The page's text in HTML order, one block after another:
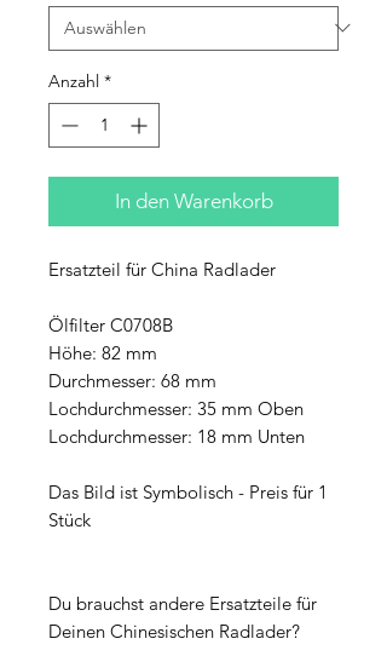
Anzahl *
In den Warenkorb
Ersatzteil für China Radlader
Ölfilter C0708B
Höhe: 82 mm
Durchmesser: 68 mm
Lochdurchmesser: 35 mm Oben
Lochdurchmesser: 18 mm Unten
Das Bild ist Symbolisch - Preis für 1
Stück
Du brauchst andere Ersatzteile für
Deinen Chinesischen Radlader?